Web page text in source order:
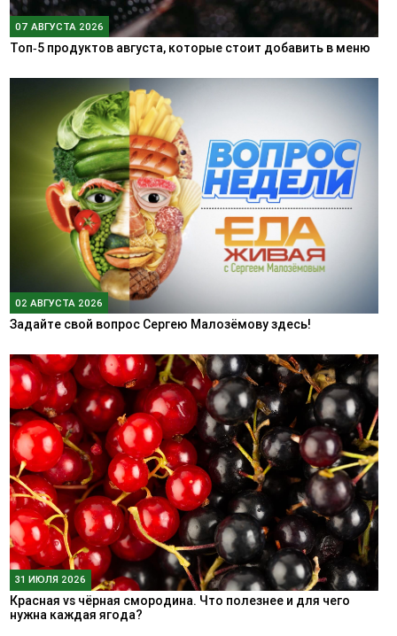
07 АВГУСТА 2026
Топ‑5 продуктов августа, которые стоит добавить в меню
02 АВГУСТА 2026
Задайте свой вопрос Сергею Малозёмову здесь!
31 ИЮЛЯ 2026
Красная vs чёрная смородина. Что полезнее и для чего
нужна каждая ягода?